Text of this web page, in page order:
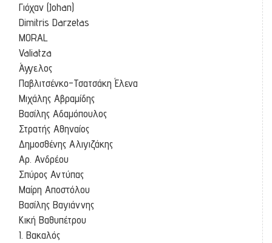
Γιόχαν (Johan)
Dimitris Darzetas
MORAL
Valiatza
Άγγελος
Παβλιτσένκο-Τσατσάκη Έλενα
Μιχάλης Αβραμίδης
Βασίλης Αδαμόπουλος
Στρατής Αθηναίος
Δημοσθένης Αλιγιζάκης
Αρ. Ανδρέου
Σπύρος Αντύπας
Μαίρη Αποστόλου
Βασίλης Βαγιάννης
Κική Βαθυπέτρου
Ι. Βακαλός